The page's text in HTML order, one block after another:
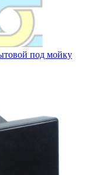
под мойку